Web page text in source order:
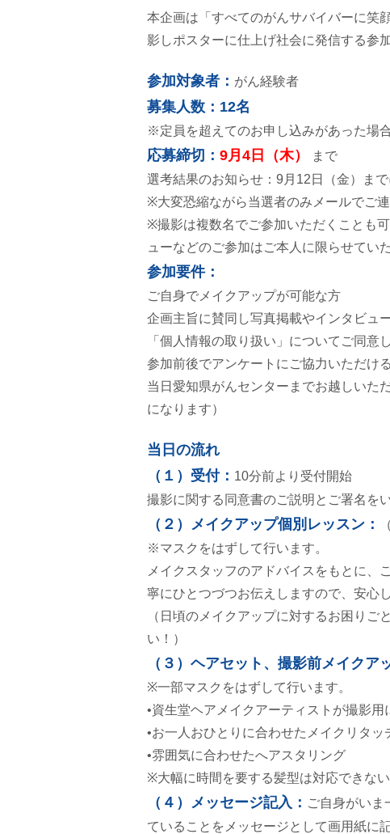
本企画は「すべてのがんサバイバーに笑
影しポスターに仕上げ社会に発信する参
参加対象者： がん経験者
募集人数：12名
※定員を超えてのお申し込みがあった場
応募締切： 9月4日（木）
まで
選考結果のお知らせ：9月12日（金）ま
※大変恐縮ながら当選者のみメールでご連
※撮影は複数名でご参加いただくことも
ューなどのご参加はご本人に限らせてい
参加要件：
ご自身でメイクアップが可能な方
企画主旨に賛同し写真掲載やインタビュ
「個人情報の取り扱い」についてご同意
参加前後でアンケートにご協力いただけ
当日愛知県がんセンターまでお越しいた
になります）
当日の流れ
（１）受付： 10分前より受付開始
撮影に関する同意書のご説明とご署名を
（２）メイクアップ個別レッスン：
※マスクをはずして行います。
メイクスタッフのアドバイスをもとに、
寧にひとつづつお伝えしますので、安心
（日頃のメイクアップに対するお困りご
い！）
（３）ヘアセット、撮影前メイクア
※一部マスクをはずして行います。
•資生堂ヘアメイクアーティストが撮影用
•お一人おひとりに合わせたメイクリタッ
•雰囲気に合わせたへアスタリング
※大幅に時間を要する髪型は対応できな
（４）メッセージ記入： ご自身がいま
ていることをメッセージとして画用紙に